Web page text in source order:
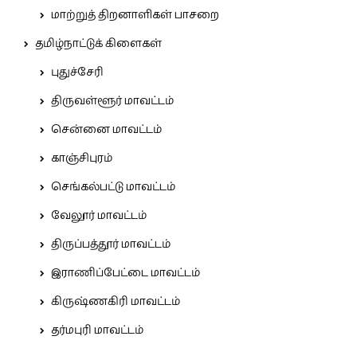
மாற்றுத் திறனாளிகள் பாசறை
தமிழ்நாட்டுக் கிளைகள்
புதுச்சேரி
திருவள்ளூர் மாவட்டம்
சென்னை மாவட்டம்
காஞ்சிபுரம்
செங்கல்பட்டு மாவட்டம்
வேலூர் மாவட்டம்
திருப்பத்தூர் மாவட்டம்
இராணிப்பேட்டை மாவட்டம்
கிருஷ்ணகிரி மாவட்டம்
தர்மபுரி மாவட்டம்